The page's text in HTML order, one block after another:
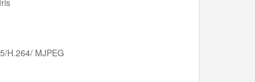
H.264/ MJPEG